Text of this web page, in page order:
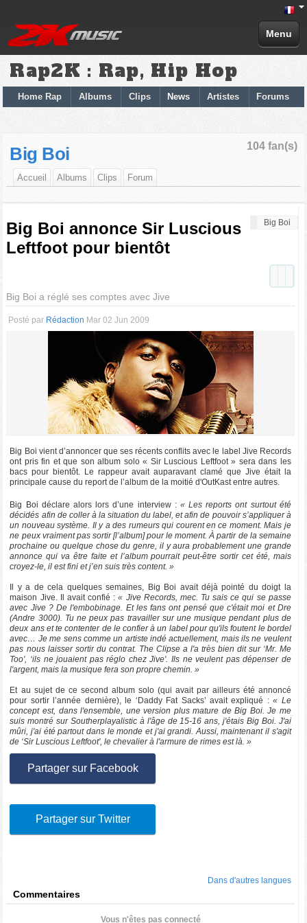
Menu
Rap2K : Rap, Hip Hop
Home Rap Albums Clips News Artistes Forums
104 fan(s)
Big Boi
Accueil Albums Clips Forum
Big Boi
Big Boi annonce Sir Luscious
Leftfoot pour bientôt
Big Boi a réglé ses comptes avec Jive
Posté par Rédaction Mar 02 Jun 2009
Big Boi vient d’annoncer que ses récents conflits avec le label Jive Records
ont pris fin et que son album solo « Sir Luscious Leftfoot » sera dans les
bacs pour bientôt. Le rappeur avait auparavant clamé que Jive était la
principale cause du report de l’album de la moitié d'OutKast entre autres.
Big Boi déclare alors lors d’une interview : « Les reports ont surtout été
décidés afin de coller à la situation du label, et afin de pouvoir s’appliquer à
un nouveau système. Il y a des rumeurs qui courent en ce moment. Mais je
ne peux vraiment pas sortir [l’album] pour le moment. À partir de la semaine
prochaine ou quelque chose du genre, il y aura probablement une grande
annonce qui va être faite et l’album pourrait peut-être sortir cet été, mais
croyez-le, il est fini et j’en suis très content. »
Il y a de cela quelques semaines, Big Boi avait déjà pointé du doigt la
maison Jive. Il avait confié :« Jive Records, mec. Tu sais ce qui se passe
avec Jive ? De l'embobinage. Et les fans ont pensé que c'était moi et Dre
(Andre 3000). Tu ne peux pas travailler sur une musique pendant plus de
deux ans et te contenter de le confier à un label pour qu'ils foutent le bordel
avec… Je me sens comme un artiste indé actuellement, mais ils ne veulent
pas nous laisser sortir du contrat. The Clipse a l'a très bien dit sur ‘Mr. Me
Too', ‘ils ne jouaient pas réglo chez Jive'. Ils ne veulent pas dépenser de
l'argent, mais la musique fera son propre chemin. »
Et au sujet de ce second album solo (qui avait par ailleurs été annoncé
pour sortir l’année dernière), le ‘Daddy Fat Sacks’ avait expliqué :« Le
concept est, dans l'ensemble, une version plus mature de Big Boi. Je me
suis montré sur Southerplayalistic à l'âge de 15-16 ans, j'étais Big Boi. J'ai
mûri, j'ai été partout dans le monde et j'ai grandi. Aussi, maintenant il s'agit
de ‘Sir Luscious Leftfoot', le chevalier à l'armure de rimes est là. »
Partager sur Facebook
Partager sur Twitter
Dans d'autres langues
Commentaires
Vous n'êtes pas connecté